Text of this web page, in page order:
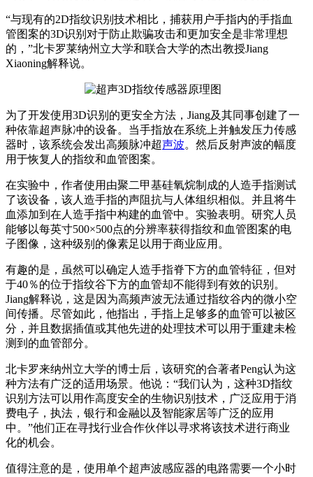
“与现有的2D指纹识别技术相比，捕获用户手指内的手指血
管图案的3D识别对于防止欺骗攻击和更加安全是非常理想
的，”北卡罗莱纳州立大学和联合大学的杰出教授Jiang
Xiaoning解释说。
为了开发使用3D识别的更安全方法，Jiang及其同事创建了一
种依靠超声脉冲的设备。当手指放在系统上并触发压力传感
器时，该系统会发出高频脉冲超声波。然后反射声波的幅度
用于恢复人的指纹和血管图案。
在实验中，作者使用由聚二甲基硅氧烷制成的人造手指测试
了该设备，该人造手指的声阻抗与人体组织相似。并且将牛
血添加到在人造手指中构建的血管中。实验表明。研究人员
能够以每英寸500×500点的分辨率获得指纹和血管图案的电
子图像，这种级别的像素足以用于商业应用。
有趣的是，虽然可以确定人造手指脊下方的血管特征，但对
于40％的位于指纹谷下方的血管却不能得到有效的识别。
Jiang解释说，这是因为高频声波无法通过指纹谷内的微小空
间传播。尽管如此，他指出，手指上足够多的血管可以被区
分，并且数据插值或其他先进的处理技术可以用于重建未检
测到的血管部分。
北卡罗来纳州立大学的博士后，该研究的合著者Peng认为这
种方法有广泛的适用场景。他说：“我们认为，这种3D指纹
识别方法可以用作高度安全的生物识别技术，广泛应用于消
费电子，执法，银行和金融以及智能家居等广泛的应用
中。”他们正在寻找行业合作伙伴以寻求将该技术进行商业
化的机会。
值得注意的是，使用单个超声波感应器的电路需要一个小时